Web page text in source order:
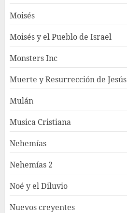
Moisés
Moisés y el Pueblo de Israel
Monsters Inc
Muerte y Resurrección de Jesús
Mulán
Musica Cristiana
Nehemías
Nehemías 2
Noé y el Diluvio
Nuevos creyentes